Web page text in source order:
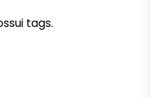
tags.